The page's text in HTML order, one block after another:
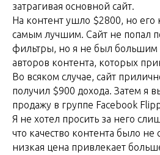
затрагивая основной сайт.
На контент ушло $2800, но его
самым лучшим. Сайт не попал
фильтры, но я не был большим
авторов контента, которых
Во всяком случае, сайт
получил $900 дохода. Затем я
продажу в группе Facebook
Я не хотел просить за него
что качество контента было
низкая цена привлекает